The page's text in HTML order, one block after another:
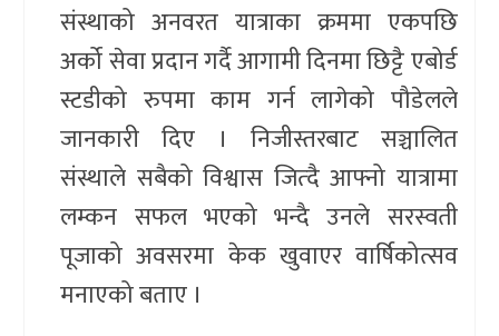
संस्थाको अनवरत यात्राका क्रममा एकपछि
अर्को सेवा प्रदान गर्दै आगामी दिनमा छिट्टै एबोर्ड
स्टडीको रुपमा काम गर्न लागेको पौडेलले
जानकारी दिए । निजीस्तरबाट सञ्चालित
संस्थाले सबैको विश्वास जित्दै आफ्नो यात्रामा
लम्कन सफल भएको भन्दै उनले सरस्वती
पूजाको अवसरमा केक खुवाएर वार्षिकोत्सव
मनाएको बताए ।